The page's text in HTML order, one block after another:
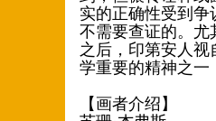
实的正确性受到
不需要查证的。尤
之后，印第安人
学重要的精神之
【画者介绍】